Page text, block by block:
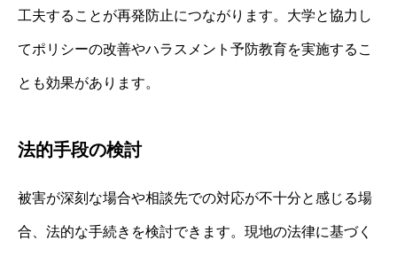
工夫することが再発防止につながります。大学と協力し
てポリシーの改善やハラスメント予防教育を実施するこ
とも効果があります。
法的手段の検討
被害が深刻な場合や相談先での対応が不十分と感じる場
合、法的な手続きを検討できます。現地の法律に基づく